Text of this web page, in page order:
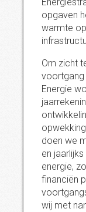
opgaven
warmte
Om zicht
voortgang
Energie
doen we
en
energie,
financiën
wij met